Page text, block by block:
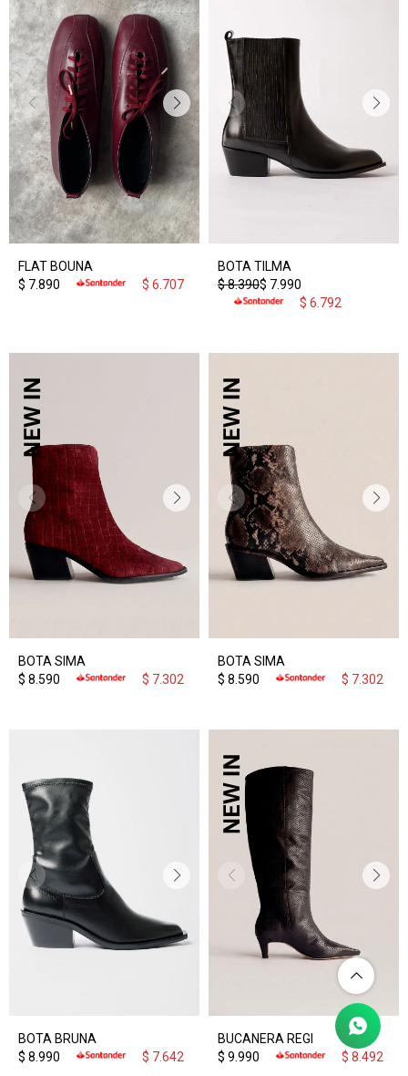
FLAT BOUNA
$ 7.890 $ 6.707
BOTA TILMA
$ 7.990
$8.390
$ 6.792
BOTA SIMA
$ 8.590 $ 7.302
BOTA SIMA
$ 8.590 $ 7.302
BOTA BRUNA
$ 8.990 $ 7.642
BUCANERA REGI
$ 9.990 $ 8.492